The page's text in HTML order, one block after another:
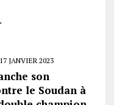
17 JANVIER 2023
son
le Soudan à